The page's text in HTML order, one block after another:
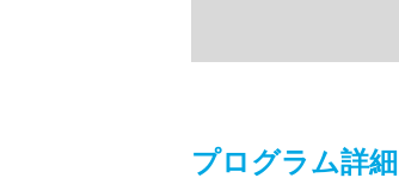
プログラム詳細